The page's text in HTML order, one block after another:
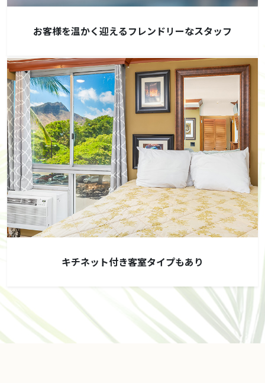
お客様を温かく迎えるフレンドリーなスタッフ
キチネット付き客室タイプもあり